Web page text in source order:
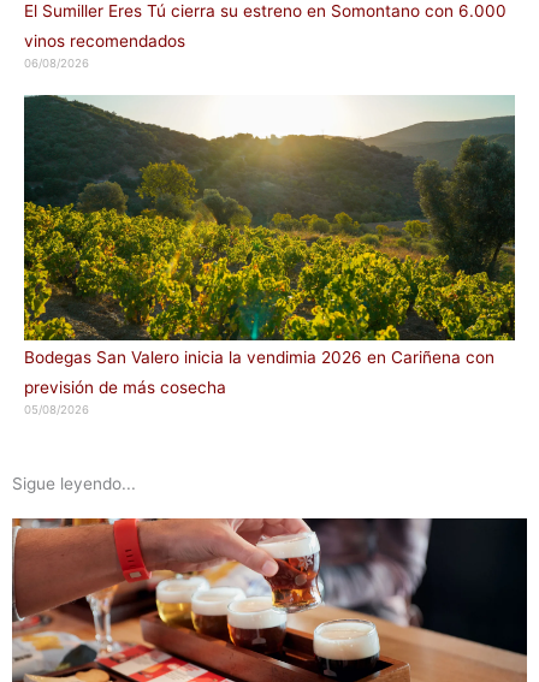
El Sumiller Eres Tú cierra su estreno en Somontano con 6.000
vinos recomendados
06/08/2026
Bodegas San Valero inicia la vendimia 2026 en Cariñena con
previsión de más cosecha
05/08/2026
Sigue leyendo...